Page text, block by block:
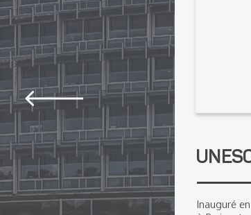
Alpes, près de
Inauguré